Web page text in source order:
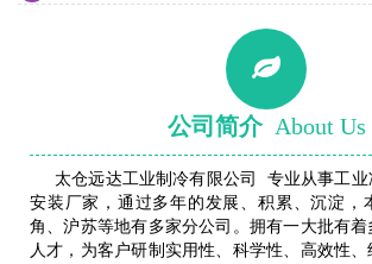
公司简介 About Us
太仓远达工业制冷有限公司 专业从事工业
安装厂家，通过多年的发展、积累、沉淀，
角、沪苏等地有多家分公司。拥有一大批有
人才，为客户研制实用性、科学性、高效性